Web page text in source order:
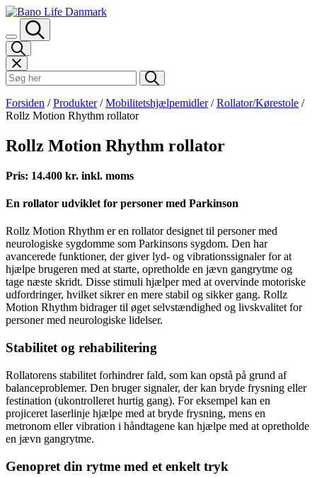
Spring til indhold
Søk i Bano Life
Forsiden /Produkter/Mobilitetshjælpemidler/Rollator/Kørestole /
Rollz Motion Rhythm rollator
Rollz Motion Rhythm rollator
Pris: 14.400 kr. inkl. moms
En rollator udviklet for personer med Parkinson
Rollz Motion Rhythm er en rollator designet til personer med
neurologiske sygdomme som Parkinsons sygdom. Den har
avancerede funktioner, der giver lyd- og vibrationssignaler for at
hjælpe brugeren med at starte, opretholde en jævn gangrytme og
tage næste skridt. Disse stimuli hjælper med at overvinde motoriske
udfordringer, hvilket sikrer en mere stabil og sikker gang. Rollz
Motion Rhythm bidrager til øget selvstændighed og livskvalitet for
personer med neurologiske lidelser.
Stabilitet og rehabilitering
Rollatorens stabilitet forhindrer fald, som kan opstå på grund af
balanceproblemer. Den bruger signaler, der kan bryde frysning eller
festination (ukontrolleret hurtig gang). For eksempel kan en
projiceret laserlinje hjælpe med at bryde frysning, mens en
metronom eller vibration i håndtagene kan hjælpe med at opretholde
en jævn gangrytme.
Genopret din rytme med et enkelt tryk